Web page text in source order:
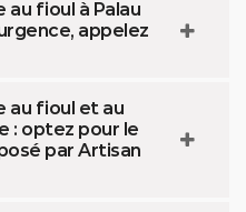
au fioul à Palau
appelez
au fioul et au
: optez pour le
par Artisan